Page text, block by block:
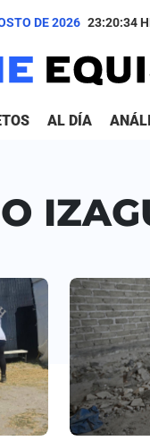
DE 2026 23:20:35
AL DÍA